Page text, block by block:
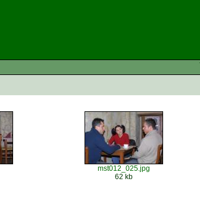
mst012_025.jpg
62 kb